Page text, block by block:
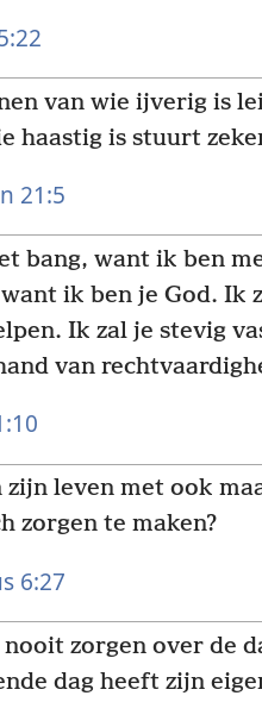
van wie ijverig is
haastig is stuurt
21:5
bang, want ik ben
ik ben je God. Ik
Ik zal je stevig
van
zijn leven met ook
zorgen te maken?
6:27
nooit zorgen over de
dag heeft zijn